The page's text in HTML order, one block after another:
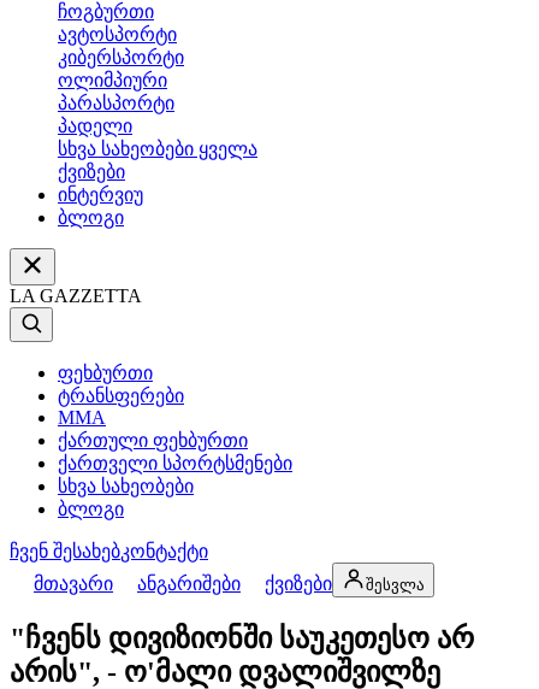
ჩოგბურთი
ავტოსპორტი
კიბერსპორტი
ოლიმპიური
პარასპორტი
პადელი
სხვა სახეობები ყველა
ქვიზები
ინტერვიუ
ბლოგი
LA GAZZETTA
ფეხბურთი
ტრანსფერები
MMA
ქართული ფეხბურთი
ქართველი სპორტსმენები
სხვა სახეობები
ბლოგი
ჩვენ შესახებკონტაქტი
მთავარი
ანგარიშები ქვიზები შესვლა
"ჩვენს დივიზიონში საუკეთესო არ
არის", - ო'მალი დვალიშვილზე